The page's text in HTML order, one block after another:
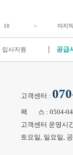
10 > 마지
입사지원 공급
고객센터 :
팩 스 : 0504-
고객센터 운영시
토요일, 일요일,